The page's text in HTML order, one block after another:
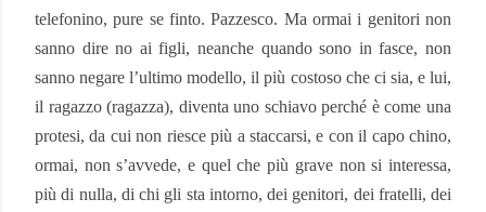
telefonino, pure se finto. Pazzesco. Ma ormai i genitori non
sanno dire no ai figli, neanche quando sono in fasce, non
sanno negare l’ultimo modello, il più costoso che ci sia, e lui,
il ragazzo (ragazza), diventa uno schiavo perché è come una
protesi, da cui non riesce più a staccarsi, e con il capo chino,
ormai, non s’avvede, e quel che più grave non si interessa,
più di nulla, di chi gli sta intorno, dei genitori, dei fratelli, dei